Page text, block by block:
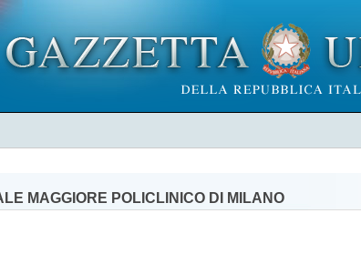
MAGGIORE POLICLINICO DI MILANO